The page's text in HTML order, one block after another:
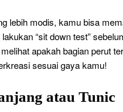
lebih modis, kamu bisa
“sit down test”
apakah bagian perut
sesuai gaya kamu!
atau Tunic